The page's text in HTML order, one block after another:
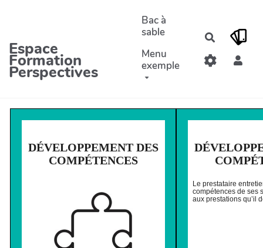
Espace
Formation
Perspectives
Bac à
sable
Menu
exemple
DÉVELOPPEMENT DES
COMPÉTENCES
Le prestataire
compétences de ses
aux prestations qu’il